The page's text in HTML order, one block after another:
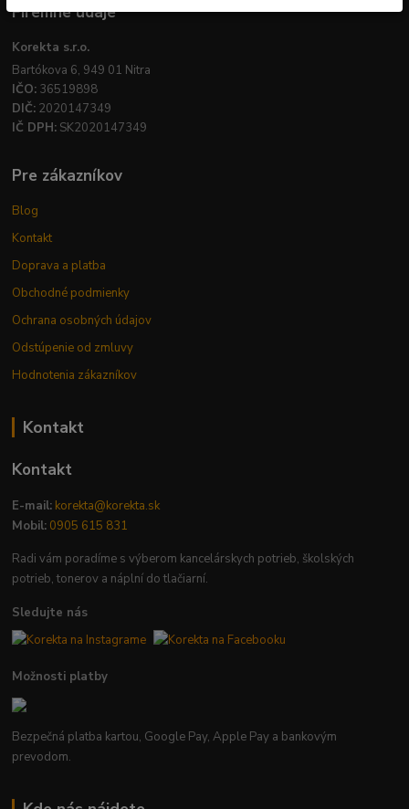
Firemné údaje
Korekta s.r.o.
Bartókova 6, 949 01 Nitra
IČO: 36519898
DIČ: 2020147349
IČ DPH: SK2020147349
Pre zákazníkov
Blog
Kontakt
Doprava a platba
Obchodné podmienky
Ochrana osobných údajov
Odstúpenie od zmluvy
Hodnotenia zákazníkov
Kontakt
Kontakt
E-mail: korekta@korekta.sk
Mobil: 0905 615 831
Radi vám poradíme s výberom kancelárskych potrieb, školských
potrieb, tonerov a náplní do tlačiarní.
Sledujte nás
Možnosti platby
Bezpečná platba kartou, Google Pay, Apple Pay a bankovým
prevodom.